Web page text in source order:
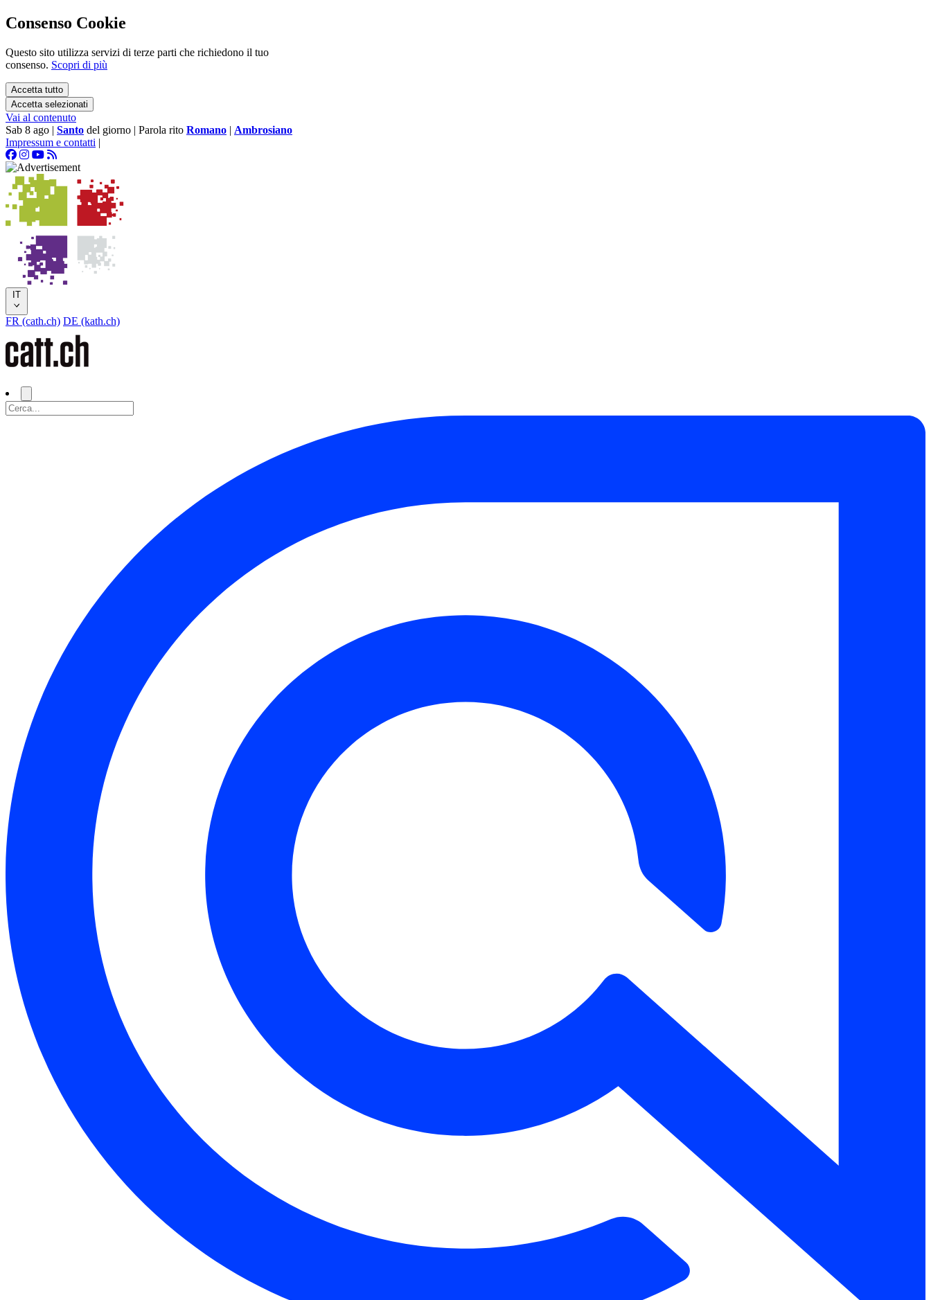
Consenso Cookie
Questo sito utilizza servizi di terze parti che richiedono il tuo
consenso. Scopri di più
Accetta tutto
Accetta selezionati
Vai al contenuto
Sab 8 ago | Santo del giorno | Parola rito Romano | Ambrosiano
Impressum e contatti |
IT
FR (cath.ch) DE (kath.ch)